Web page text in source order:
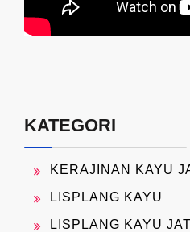
KATEGORI
KERAJINAN KAYU
LISPLANG KAYU
LISPLANG KAYU